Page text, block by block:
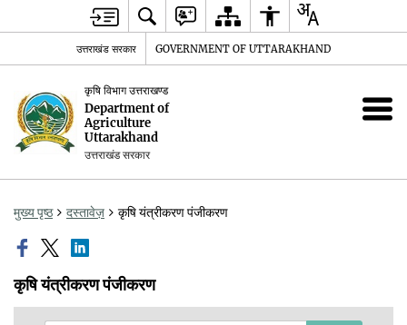
उत्तराखंड सरकार GOVERNMENT OF UTTARAKHAND
कृषि विभाग उत्तराखण्ड
Department of
Agriculture
Uttarakhand
उत्तराखंड सरकार
मुख्य पृष्ठ दस्तावेज़ कृषि यंत्रीकरण पंजीकरण
कृषि यंत्रीकरण पंजीकरण